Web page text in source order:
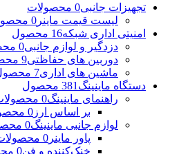
تجهیزات جانبی0 محصولات
لیست قیمت ماینر 0 محصولات
امنیتی اداری شبکه16 محصول
دزدگیر و لوازم جانبی0 محصولات
دوربین های حفاظتی9 محصول
ماشین های اداری7 محصول
دستگاه ماینینگ 381 محصول
راهنمای ماینینگ0 محصولات
بر اساس ارز 0 محصولات
لوازم جانبی ماینینگ0 محصولات
پاور ماینر 0 محصولات
خنک‌کننده و فن0 محصولات